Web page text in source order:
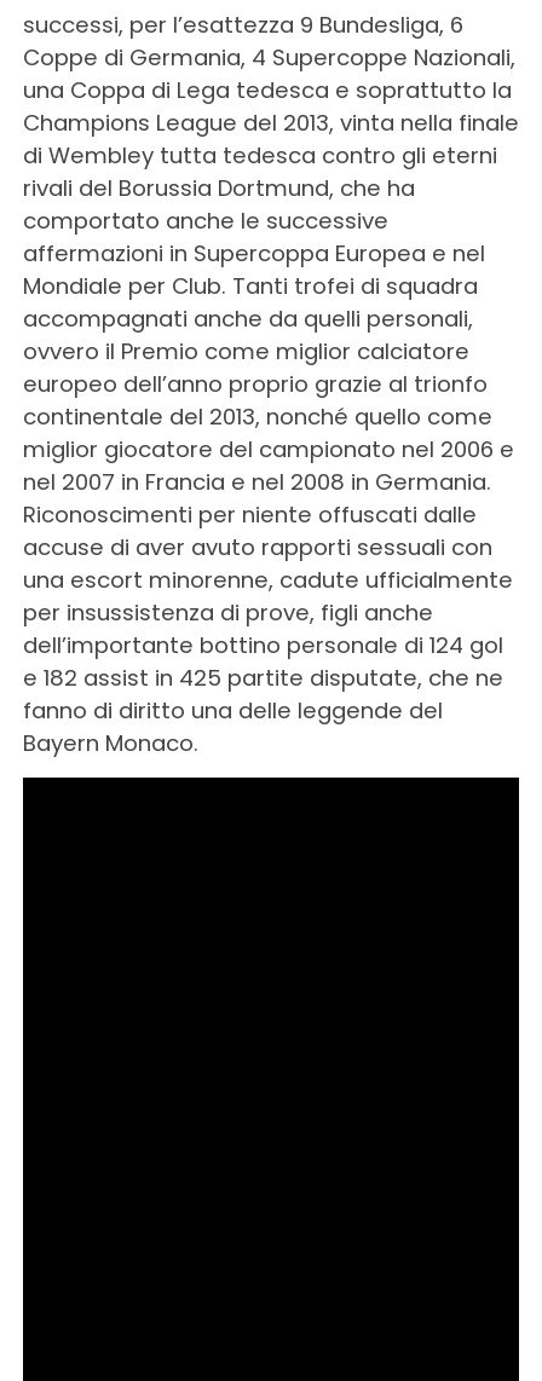
successi, per l’esattezza 9 Bundesliga, 6
Coppe di Germania, 4 Supercoppe Nazionali,
una Coppa di Lega tedesca e soprattutto la
Champions League del 2013, vinta nella finale
di Wembley tutta tedesca contro gli eterni
rivali del Borussia Dortmund, che ha
comportato anche le successive
affermazioni in Supercoppa Europea e nel
Mondiale per Club. Tanti trofei di squadra
accompagnati anche da quelli personali,
ovvero il Premio come miglior calciatore
europeo dell’anno proprio grazie al trionfo
continentale del 2013, nonché quello come
miglior giocatore del campionato nel 2006 e
nel 2007 in Francia e nel 2008 in Germania.
Riconoscimenti per niente offuscati dalle
accuse di aver avuto rapporti sessuali con
una escort minorenne, cadute ufficialmente
per insussistenza di prove, figli anche
dell’importante bottino personale di 124 gol
e 182 assist in 425 partite disputate, che ne
fanno di diritto una delle leggende del
Bayern Monaco.